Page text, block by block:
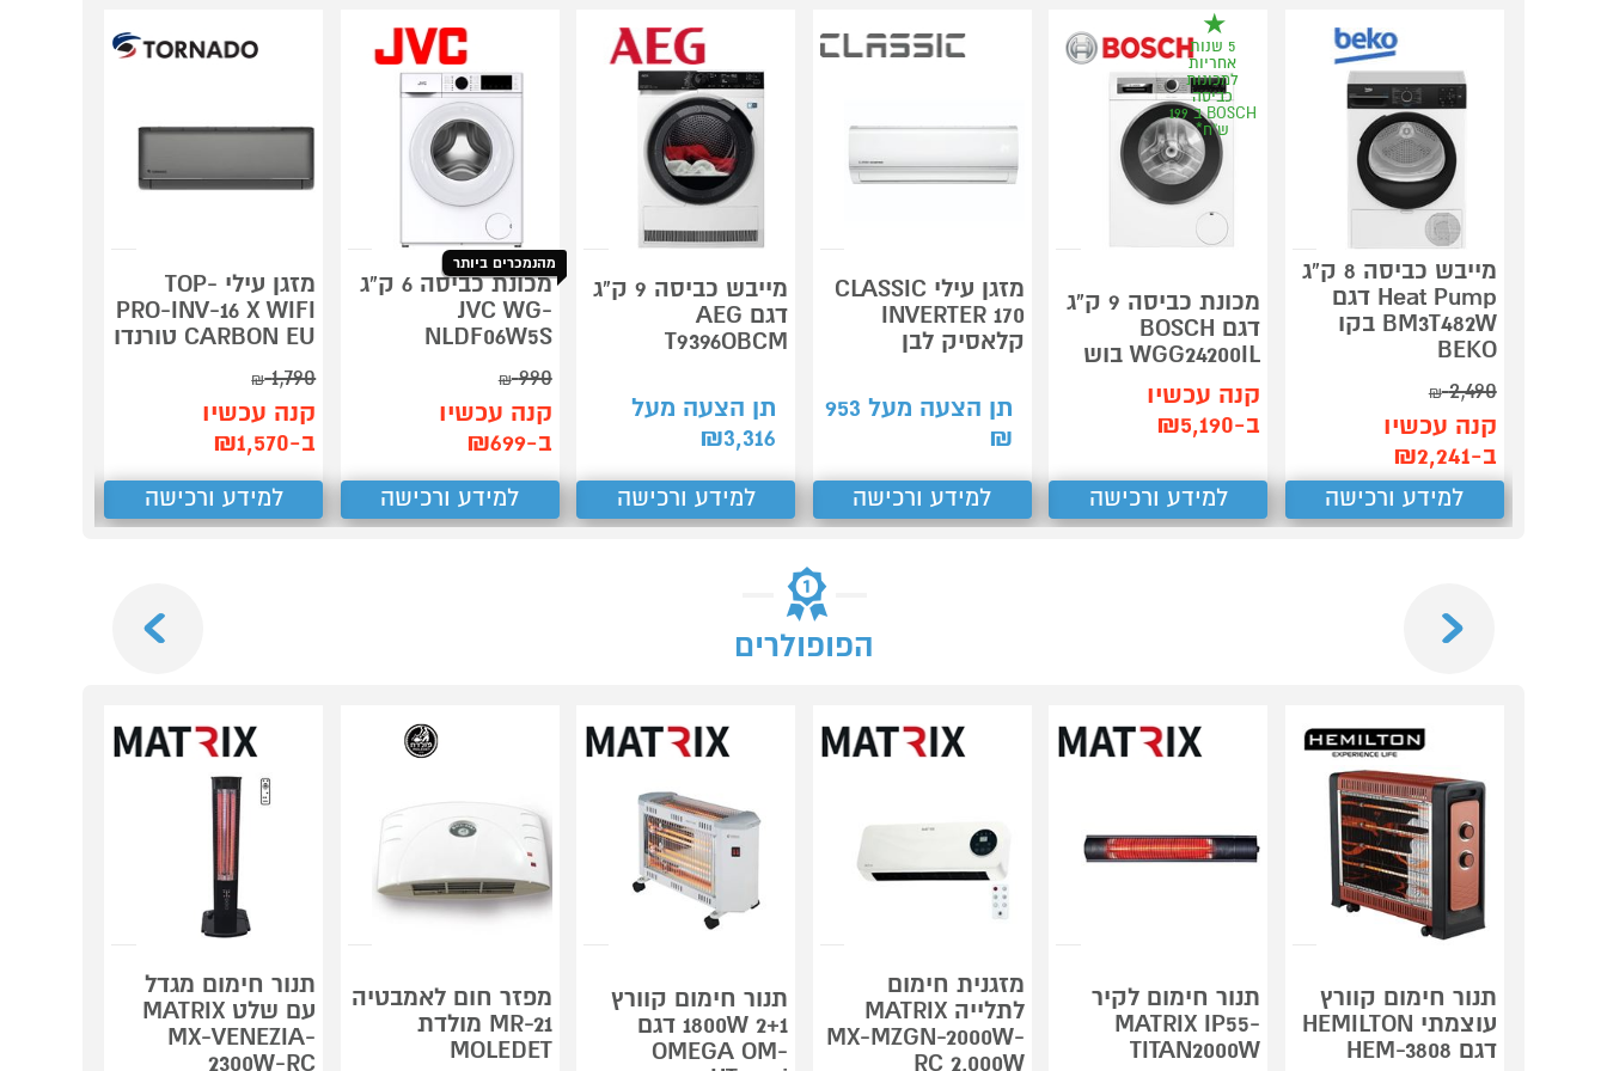
מייבש כביסה 8 ק"ג
Heat Pump דגם
BM3T482W בקו
BEKO
2,490
₪
קנה עכשיו
ב-₪2,241
למידע ורכישה
5 שנות
אחריות
למכונות
כביסה
BOSCH ב 199
ש"ח*
מכונת כביסה 9 ק"ג
דגם BOSCH
WGG24200IL בוש
קנה עכשיו
ב-₪5,190
למידע ורכישה
מזגן עילי CLASSIC
INVERTER 170
קלאסיק לבן
תן הצעה מעל 953
₪
למידע ורכישה
מייבש כביסה 9 ק"ג
דגם AEG
T9396OBCM
תן הצעה מעל
3,316
₪
למידע ורכישה
מהנמכרים ביותר
מכונת כביסה 6 ק"ג
JVC WG-
NLDF06W5S
990
₪
קנה עכשיו
ב-₪699
למידע ורכישה
מזגן עילי TOP-
PRO-INV-16 X WIFI
CARBON EU טורנדו
1,790
₪
קנה עכשיו
ב-₪1,570
למידע ורכישה
הפופולרים
תנור חימום קוורץ
עוצמתי HEMILTON
דגם HEM-3808
תנור חימום לקיר
MATRIX IP55-
TITAN2000W
מזגנית חימום
לתלייה MATRIX
MX-MZGN-2000W-
RC 2,000W
תנור חימום קוורץ
2+1 1800W דגם
OMEGA OM-
מפזר חום לאמבטיה
MR-21 מולדת
MOLEDET
תנור חימום מגדל
עם שלט MATRIX
MX-VENEZIA-
2300W-RC